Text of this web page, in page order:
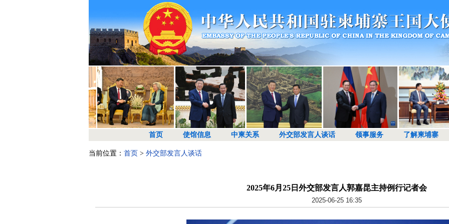
首页 使馆信息 中柬关系 外交部发言人谈话 领事服务 了解柬埔寨
当前位置： 首页 > 外交部发言人谈话
2025年6月25日外交部发言人郭嘉昆主持例行记者会
2025-06-25 16:35